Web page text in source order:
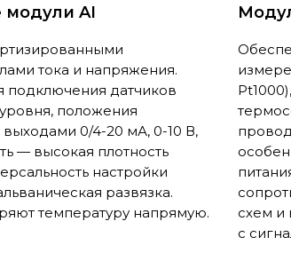
модули AI
тока и напряжения.
подключения датчиков
положения
0/4-20 мА, 0-10 В,
— высокая плотность
настройки
развязка.
температуру напрямую.
схем и
с